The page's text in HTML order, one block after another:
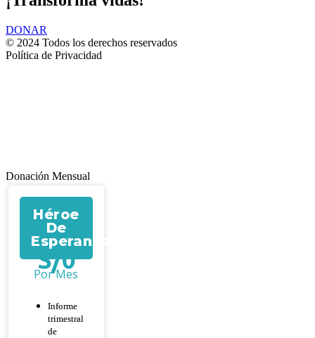
DONAR
© 2024 Todos los derechos reservados
Política de Privacidad
Donación Mensual
Héroe
De
Esperanza
S/0
Por Mes
Informe
trimestral
de